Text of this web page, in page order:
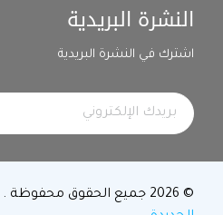
النشرة البريدية
اشترك في النشرة البريدية
© 2026 جميع الحقوق محفوظة .